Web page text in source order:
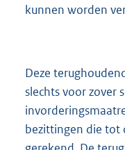
kunnen worden
Deze
slechts voor zover
bezittingen die tot